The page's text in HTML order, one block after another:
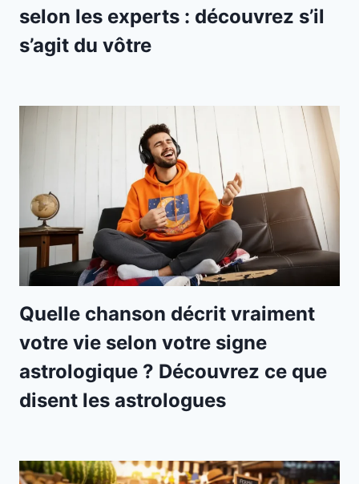
selon les experts : découvrez s’il
s’agit du vôtre
Quelle chanson décrit vraiment
votre vie selon votre signe
astrologique ? Découvrez ce que
disent les astrologues